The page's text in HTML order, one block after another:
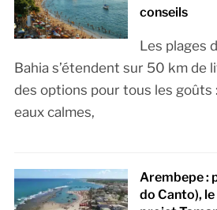
conseils
Les plages
Bahia s’étendent sur 50 km de
des options pour tous les goûts
eaux calmes,
Arembepe :
do Canto),